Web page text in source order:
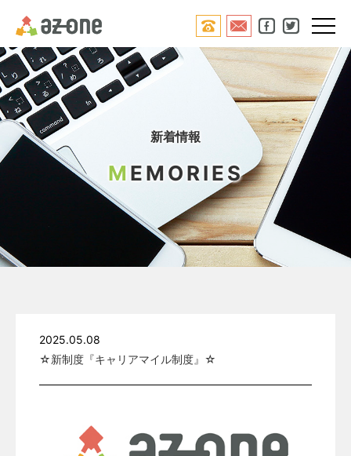
   
新着情報
M EMORIES
2025.05.08
☆新制度『キャリアマイル制度』☆